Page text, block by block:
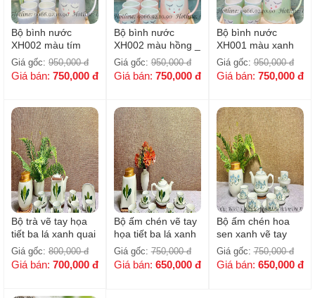
Bộ bình nước
XH002 màu tím
pastel _ Kèm khay
tre
Giá gốc: 950,000 đ
Giá bán: 750,000 đ
Bộ bình nước
XH002 màu hồng _
Kèm khay tre
Giá gốc:950,000 đ
Giá bán: 750,000 đ
Bộ bình nước
XH001 màu xanh
bạc hà _ Kèm khay
tre
Giá gốc:950,000 đ
Giá bán: 750,000 đ
Bộ trà vẽ tay họa
tiết ba lá xanh quai
đồng - Kèm hũ trà
Giá gốc: 800,000 đ
Giá bán: 700,000 đ
Bộ ấm chén vẽ tay
họa tiết ba lá xanh
- Kèm hũ trà
Giá gốc:750,000 đ
Giá bán: 650,000 đ
Bộ ấm chén hoa
sen xanh vẽ tay
kèm hũ đựng trà
Giá gốc:750,000 đ
Giá bán: 650,000 đ